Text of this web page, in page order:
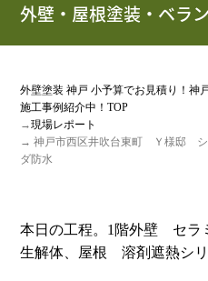
外壁・屋根塗装・ベラ
外壁塗装 神戸 小予算でお見積り！神
施工事例紹介中！TOP
→現場レポート
→ 神戸市西区井吹台東町 Ｙ様邸 シ
ダ防水
本日の工程。1階外壁 セラ
生解体、屋根 溶剤遮熱シリ